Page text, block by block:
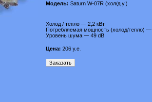
Модель: Saturn W-07R (хол/д.у.)
Холод / тепло — 2,2 кВт
Потребляемая мощность (холод/тепло) —
Уровень шума — 49 dB
Цена: 206 у.е.